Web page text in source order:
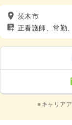
茨木市
正看護師、常勤
上、土日休み
※キャリア